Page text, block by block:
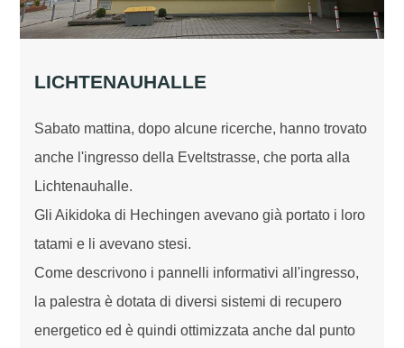
LICHTENAUHALLE
Sabato mattina, dopo alcune ricerche, hanno trovato
anche l'ingresso della Eveltstrasse, che porta alla
Lichtenauhalle.
Gli Aikidoka di Hechingen avevano già portato i loro
tatami e li avevano stesi.
Come descrivono i pannelli informativi all'ingresso,
la palestra è dotata di diversi sistemi di recupero
energetico ed è quindi ottimizzata anche dal punto